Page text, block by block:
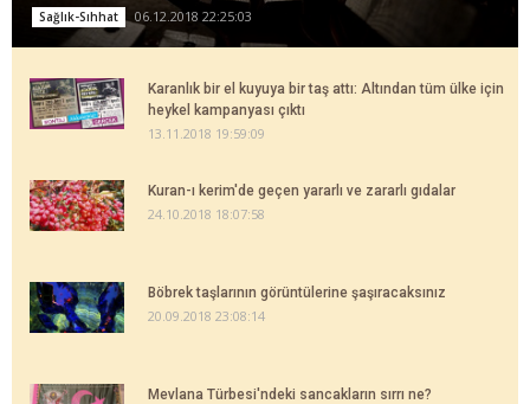
Sağlık-Sıhhat 06.12.2018 22:25:03
Karanlık bir el kuyuya bir taş attı: Altından tüm ülke için
heykel kampanyası çıktı
13.11.2018 19:59:09
Kuran-ı kerim'de geçen yararlı ve zararlı gıdalar
24.10.2018 18:07:58
Böbrek taşlarının görüntülerine şaşıracaksınız
20.09.2018 23:08:14
Mevlana Türbesi'ndeki sancakların sırrı ne?